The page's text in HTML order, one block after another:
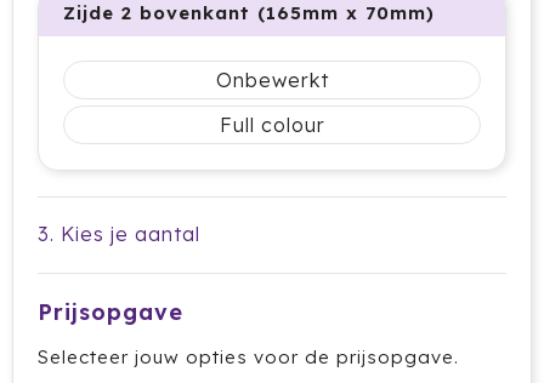
HappyGlass
HappyTruffel
Herschel
Igloo
Iqoniq
IZY
Zijde 2 bovenkant (165mm x 70mm)
Onbewerkt
Full colour
3. Kies je aantal
Prijsopgave
Selecteer jouw opties voor de prijsopgave.